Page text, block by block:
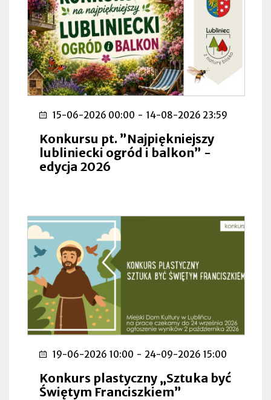
15-06-2026 00:00 - 14-08-2026 23:59
Konkursu pt. ”Najpiękniejszy
lubliniecki ogród i balkon” -
edycja 2026
19-06-2026 10:00 - 24-09-2026 15:00
Konkurs plastyczny „Sztuka być
Świętym Franciszkiem”